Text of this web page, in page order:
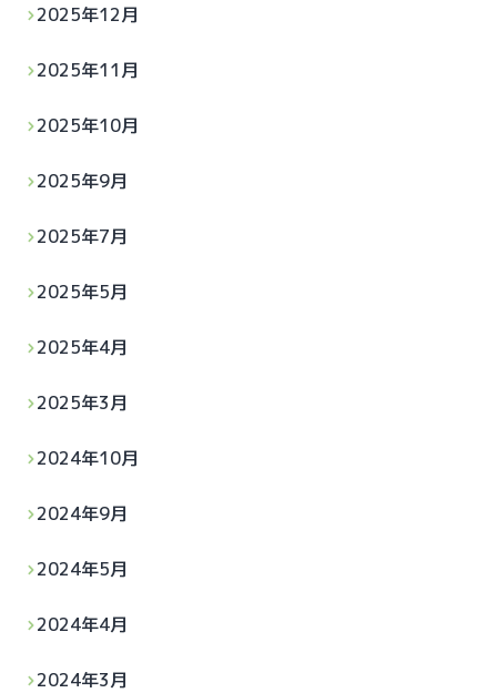
2025年12月
2025年11月
2025年10月
2025年9月
2025年7月
2025年5月
2025年4月
2025年3月
2024年10月
2024年9月
2024年5月
2024年4月
2024年3月